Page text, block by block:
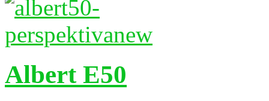
Albert E50